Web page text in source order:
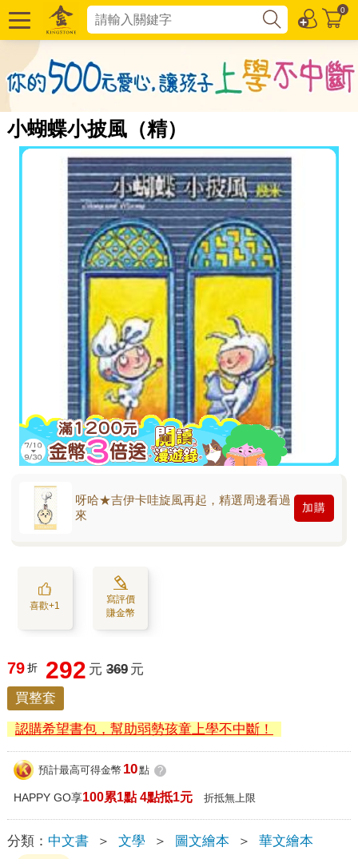
0
小蝴蝶小披風（精）
呀哈★吉伊卡哇旋風再起，精選周邊看過
來
加購
喜歡+1
寫評價
賺金幣
79 折 292 元 369 元
買整套
認購希望書包，幫助弱勢孩童上學不中斷！
預計最高可得金幣 10點 ?
HAPPY GO享100累1點 4點抵1元 折抵無上限
分類： 中文書 ＞ 文學 ＞ 圖文繪本 ＞ 華文繪本